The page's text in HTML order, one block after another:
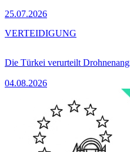
25.07.2026
Die Türkei verurteilt
04.08.2026
VERTEIDIGUNG